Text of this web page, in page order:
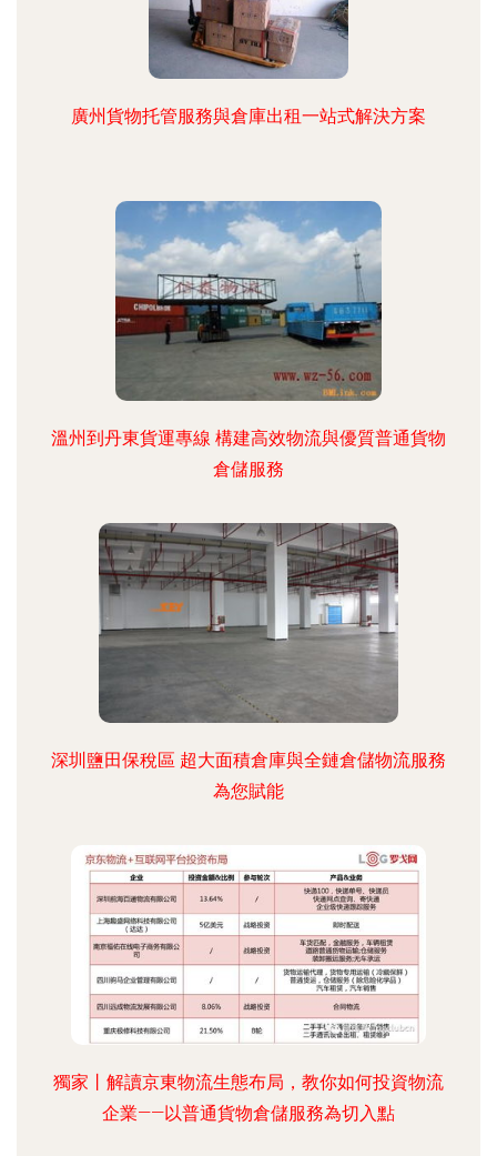
廣州貨物托管服務與倉庫出租一站式解決方案
溫州到丹東貨運專線 構建高效物流與優質普通貨物
倉儲服務
深圳鹽田保稅區 超大面積倉庫與全鏈倉儲物流服務
為您賦能
獨家丨解讀京東物流生態布局，教你如何投資物流
企業——以普通貨物倉儲服務為切入點